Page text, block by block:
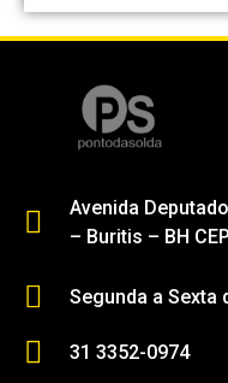
Avenida
– Buritis – BH
Segunda a Sexta
31 3352-0974